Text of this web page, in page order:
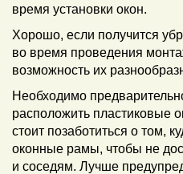
время установки окон.
Хорошо, если получится
во время проведения
возможность их
Необходимо
расположить пластиковые
стоит позаботиться о том,
оконные рамы, чтобы не
и соседям. Лучше